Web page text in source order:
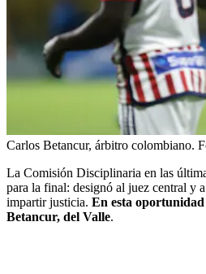
Carlos Betancur, árbitro colombiano.
La Comisión Disciplinaria en las
para la final: designó al juez central y
impartir justicia. En esta
Betancur, del Valle.